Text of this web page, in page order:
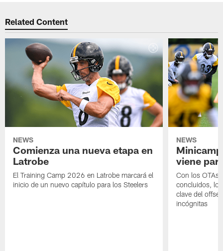
Related Content
NEWS
Comienza una nueva etapa en
Latrobe
El Training Camp 2026 en Latrobe marcará el
inicio de un nuevo capítulo para los Steelers
NEWS
viene
Con los OTAs
concluidos,
clave del
incógnitas